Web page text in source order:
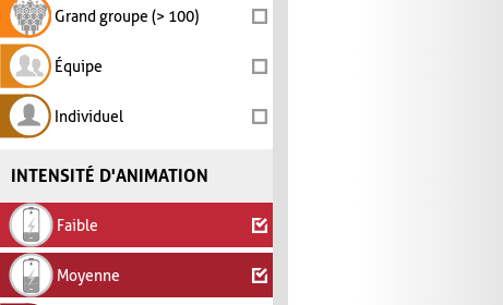
Grand groupe (> 100)
Équipe
Individuel
INTENSITÉ D'ANIMATION
Faible
Moyenne